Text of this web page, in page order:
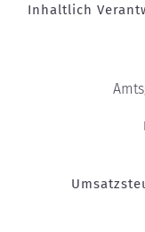
Inhaltlich